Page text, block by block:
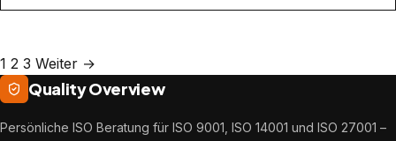
1 2 3 Weiter →
Quality Overview
Persönliche ISO Beratung für ISO 9001, ISO 14001 und ISO 27001 –